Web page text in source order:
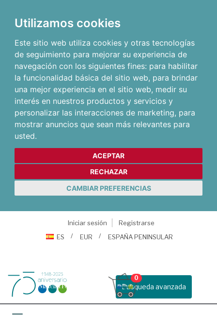
Utilizamos cookies
Este sitio web utiliza cookies y otras tecnologías
de seguimiento para mejorar su experiencia de
navegación con los siguientes fines: para habilitar
la funcionalidad básica del sitio web, para brindar
una mejor experiencia en el sitio web, medir su
interés en nuestros productos y servicios y
personalizar las interacciones de marketing, para
mostrar anuncios que sean más relevantes para
usted.
ACEPTAR
RECHAZAR
CAMBIAR PREFERENCIAS
Iniciar sesión
Registrarse
ES
EUR ESPAÑA PENINSULAR
Busqueda avanzada
0